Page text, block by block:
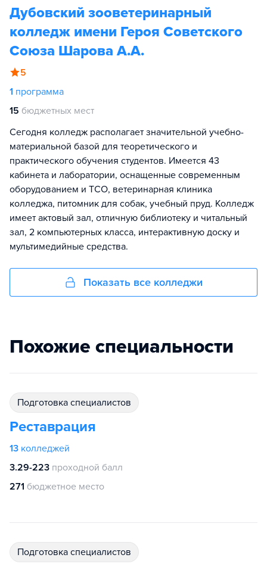
Дубовский зооветеринарный
колледж имени Героя Советского
Союза Шарова А.А.
5
1 программа
15 бюджетных мест
Сегодня колледж располагает значительной учебно-
материальной базой для теоретического и
практического обучения студентов. Имеется 43
кабинета и лаборатории, оснащенные современным
оборудованием и ТСО, ветеринарная клиника
колледжа, питомник для собак, учебный пруд. Колледж
имеет актовый зал, отличную библиотеку и читальный
зал, 2 компьютерных класса, интерактивную доску и
мультимедийные средства.
Показать все колледжи
Похожие специальности
подготовка специалистов
Реставрация
13 колледжей
3.29-223 проходной балл
271 бюджетное место
подготовка специалистов